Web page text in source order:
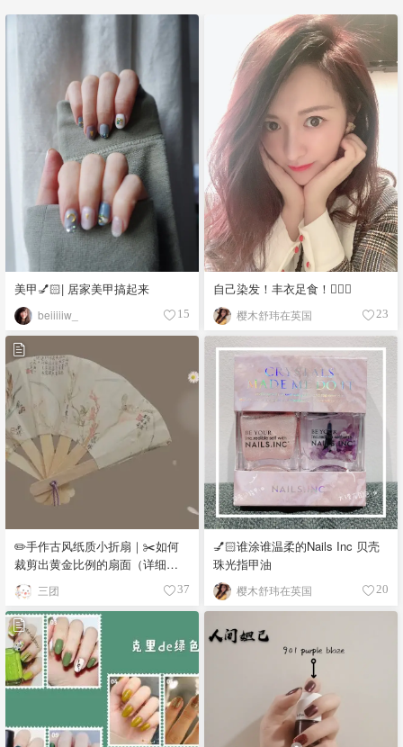
美甲💅🏻| 居家美甲搞起来
beiiiiiw_ 15
自己染发！丰衣足食！💆🏻‍♀️
樱木舒玮在英国 23
✏️手作古风纸质小折扇｜✂️如何
裁剪出黄金比例的扇面（详细步
骤、图解和过程介绍）
三团 37
💅🏻谁涂谁温柔的Nails Inc 贝壳
珠光指甲油
樱木舒玮在英国 20